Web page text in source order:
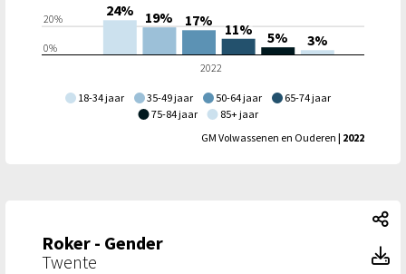
18-34 jaar 35-49 jaar 50-64 jaar
65-74 jaar
75-84 jaar
85+ jaar
2022
0%
20% 24% 19% 17% 11% 5% 3%
GM Volwassenen en Ouderen | 2022
Roker - Gender
Twente